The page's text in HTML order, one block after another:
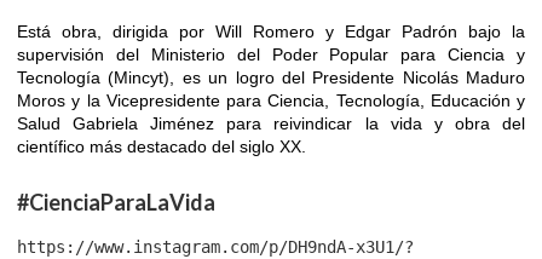
Está obra, dirigida por Will Romero y Edgar Padrón bajo la
supervisión del Ministerio del Poder Popular para Ciencia y
Tecnología (Mincyt), es un logro del Presidente Nicolás Maduro
Moros y la Vicepresidente para Ciencia, Tecnología, Educación y
Salud Gabriela Jiménez para reivindicar la vida y obra del
científico más destacado del siglo XX.
#CienciaParaLaVida
https://www.instagram.com/p/DH9ndA-x3U1/?